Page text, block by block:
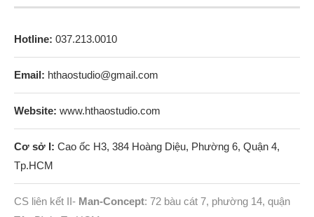
Hotline: 037.213.0010
Email: hthaostudio@gmail.com
Website: www.hthaostudio.com
Cơ sở I: Cao ốc H3, 384 Hoàng Diệu, Phường 6, Quận 4,
Tp.HCM
CS liên kết II- Man-Concept: 72 bàu cát 7, phường 14, quận